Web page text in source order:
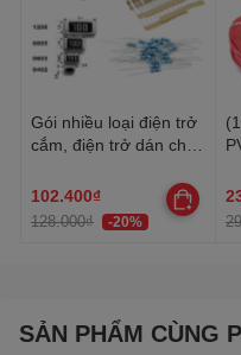
Gói nhiều loại điện trở
cắm, điện trở dán cho
102.400₫
128.000₫ -20%
SẢN PHẨM CÙNG